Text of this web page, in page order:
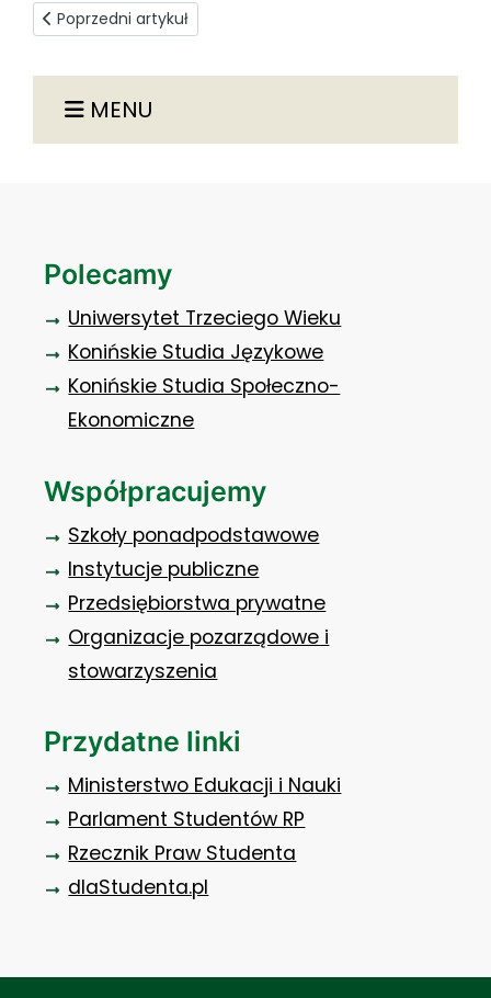
MENU
Poprzedni artykuł: Skład osobowy Uczelnianej Komisji ds.
Poprzedni artykuł
Polecamy
Uniwersytet Trzeciego Wieku
Konińskie Studia Językowe
Konińskie Studia Społeczno-
Ekonomiczne
Współpracujemy
Szkoły ponadpodstawowe
Instytucje publiczne
Przedsiębiorstwa prywatne
Organizacje pozarządowe i
stowarzyszenia
Przydatne linki
Ministerstwo Edukacji i Nauki
Parlament Studentów RP
Rzecznik Praw Studenta
dlaStudenta.pl